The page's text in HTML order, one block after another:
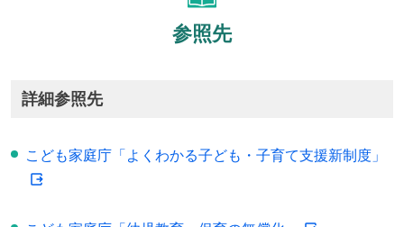
参照先
詳細参照先
こども家庭庁「よくわかる子ども・子育て支援新制度」